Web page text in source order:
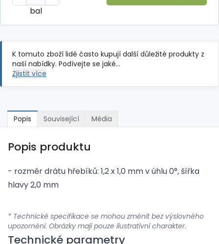
bal
K tomuto zboží lidé často kupují další důležité produkty z
naší nabídky. Podívejte se jaké…
Zjistit více
Popis Související Média
Popis produktu
- rozměr drátu hřebíků: 1,2 x 1,0 mm v úhlu 0°, šířka
hlavy 2,0 mm
* Technické specifikace se mohou změnit bez výslovného
upozornění. Obrázky mají pouze ilustrativní charakter.
Technické parametry